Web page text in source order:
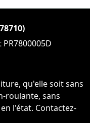
qu'elle soit sans
roulante, sans
l'état. Contactez-